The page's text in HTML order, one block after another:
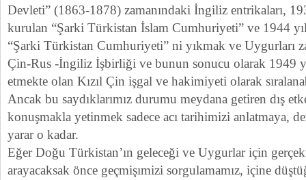
Devleti” (1863-1878) zamanındaki İngiliz entrikaları,
kurulan “Şarki Türkistan İslam Cumhuriyeti” ve 1944
“Şarki Türkistan Cumhuriyeti” ni yıkmak ve Uygurları
Çin-Rus -İngiliz İşbirliği ve bunun sonucu olarak 1949
etmekte olan Kızıl Çin işgal ve hakimiyeti olarak
Ancak bu saydıklarımız durumu meydana getiren dış
konuşmakla yetinmek sadece acı tarihimizi anlatmaya,
yarar o kadar.
Eğer Doğu Türkistan’ın geleceği ve Uygurlar için
arayacaksak önce geçmişımizi sorgulamamız, içine